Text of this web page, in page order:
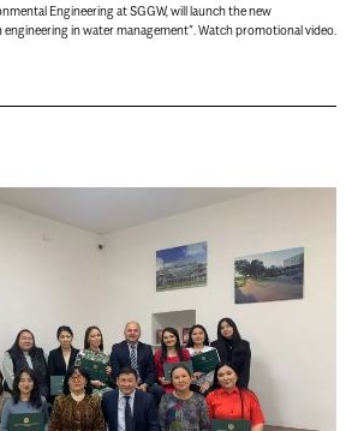
Engineering at SGGW, will launch the new
in water management”. Watch promotional video.